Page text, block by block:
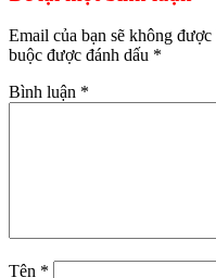
viết
Email của bạn sẽ không
buộc được đánh dấu *
Bình luận *
Tên *